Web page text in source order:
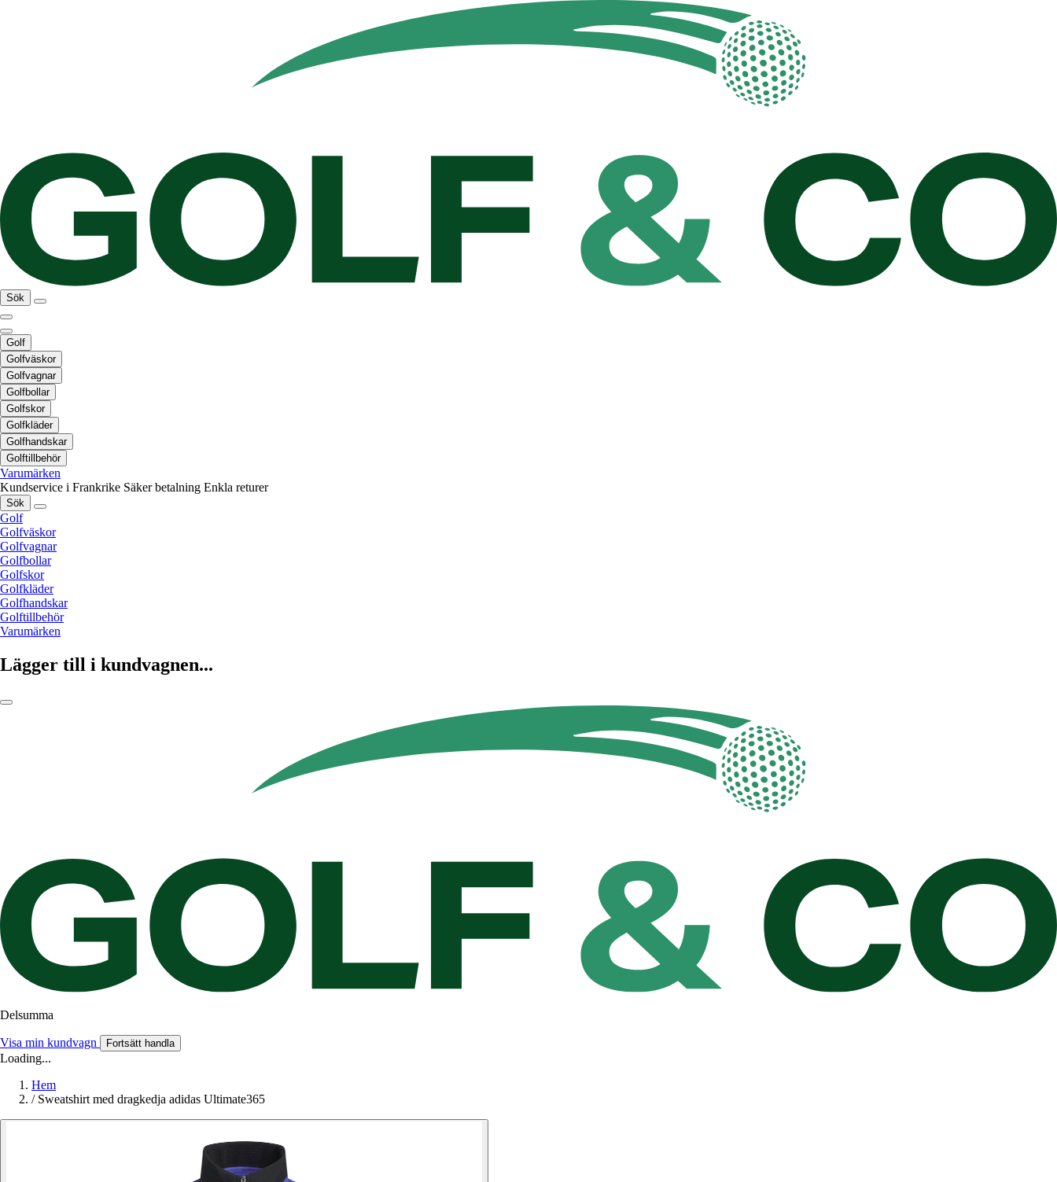
Sök
Golf
Golfväskor
Golfvagnar
Golfbollar
Golfskor
Golfkläder
Golfhandskar
Golftillbehör
Varumärken
Kundservice i Frankrike Säker betalning Enkla returer
Sök
Golf
Golfväskor
Golfvagnar
Golfbollar
Golfskor
Golfkläder
Golfhandskar
Golftillbehör
Varumärken
Lägger till i kundvagnen...
Delsumma
Visa min kundvagn Fortsätt handla
Loading...
Hem
/ Sweatshirt med dragkedja adidas Ultimate365